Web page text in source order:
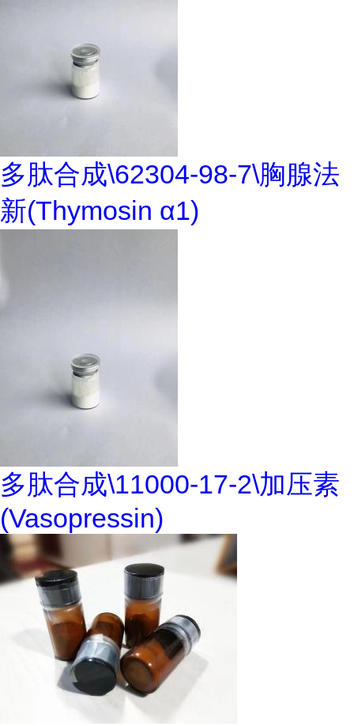
多肽合成\62304-98-7\胸腺法
新(Thymosin α1)
多肽合成\11000-17-2\加压素
(Vasopressin)